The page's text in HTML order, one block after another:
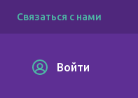
Связаться с нами
Войти